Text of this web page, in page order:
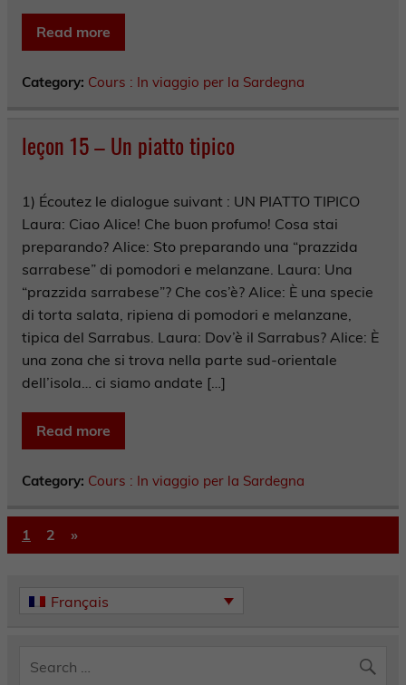
Read more
Category: Cours : In viaggio per la Sardegna
leçon 15 – Un piatto tipico
1) Écoutez le dialogue suivant : UN PIATTO TIPICO
Laura: Ciao Alice! Che buon profumo! Cosa stai
preparando? Alice: Sto preparando una “prazzida
sarrabese” di pomodori e melanzane. Laura: Una
“prazzida sarrabese”? Che cos’è? Alice: È una specie
di torta salata, ripiena di pomodori e melanzane,
tipica del Sarrabus. Laura: Dov’è il Sarrabus? Alice: È
una zona che si trova nella parte sud-orientale
dell’isola… ci siamo andate […]
Read more
Category: Cours : In viaggio per la Sardegna
1 2 »
Français